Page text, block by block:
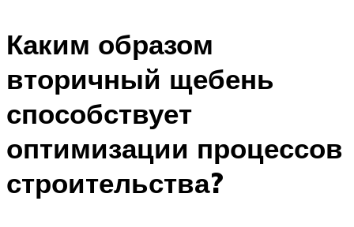
Каким образом
вторичный щебень
способствует
оптимизации процессов
строительства?